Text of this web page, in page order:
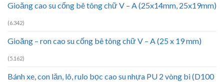
Gioăng cao su cống bê tông chữ V – A (25x14mm, 25x19mm)
(6.342)
Gioăng – ron cao su cống bê tông chữ V – A (25 x 19 mm)
(5.162)
Bánh xe, con lăn, lô, rulo bọc cao su nhựa PU 2 vòng bi (D100